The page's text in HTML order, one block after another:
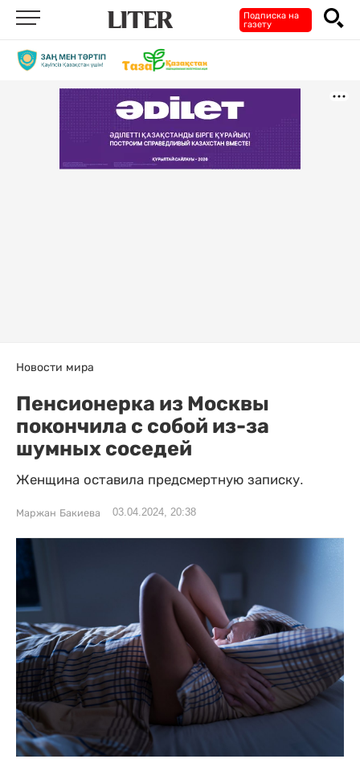
Подписка на
газету
Новости мира
Пенсионерка из Москвы
покончила с собой из-за
шумных соседей
Женщина оставила предсмертную записку.
Маржан Бакиева 03.04.2024, 20:38